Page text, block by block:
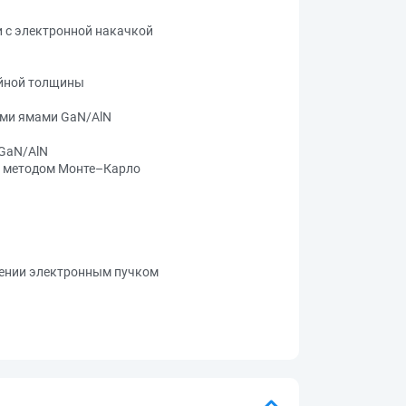
электронной накачкой
толщины
ямами GaN/AlN
AlN
методом Монте–Карло
электронным пучком